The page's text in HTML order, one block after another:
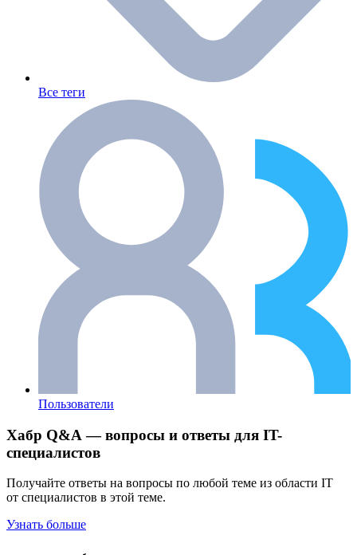
Все теги
Пользователи
Хабр Q&A — вопросы и ответы для IT-
специалистов
Получайте ответы на вопросы по любой теме из области IT
от специалистов в этой теме.
Узнать больше